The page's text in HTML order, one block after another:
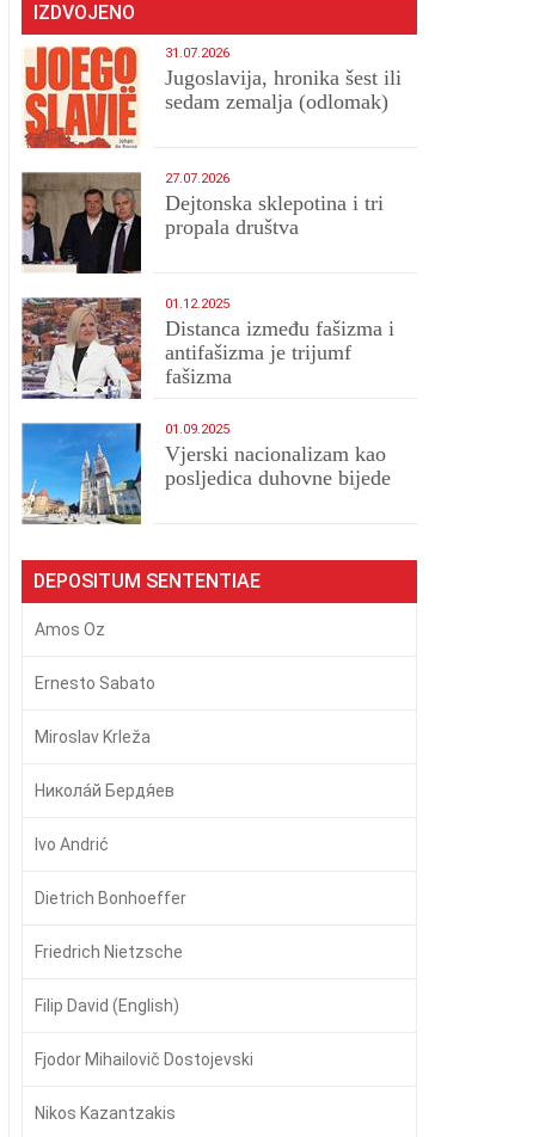
IZDVOJENO
31.07.2026
Jugoslavija, hronika šest ili
sedam zemalja (odlomak)
27.07.2026
Dejtonska sklepotina i tri
propala društva
01.12.2025
Distanca između fašizma i
antifašizma je trijumf
fašizma
01.09.2025
​Vjerski nacionalizam kao
posljedica duhovne bijede
DEPOSITUM SENTENTIAE
Amos Oz
Ernesto Sabato
Miroslav Krleža
Никола́й Бердя́ев
Ivo Andrić
Dietrich Bonhoeffer
Friedrich Nietzsche
Filip David (English)
Fjodor Mihailovič Dostojevski
Nikos Kazantzakis